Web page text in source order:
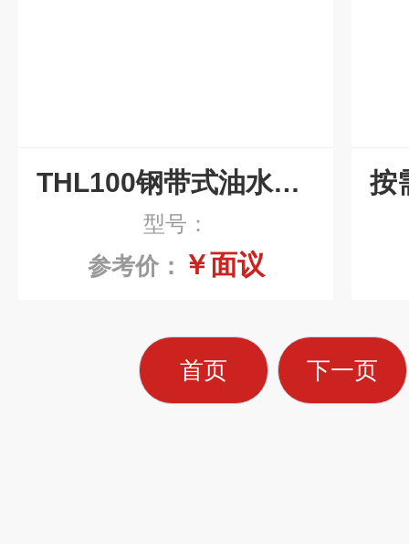
THL100钢带式油水分离器经久耐用
型号：
参考价： ￥面议
首页 下一页